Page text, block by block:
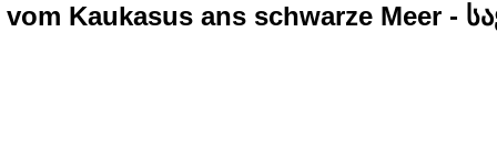
vom Kaukasus ans schwarze Meer -